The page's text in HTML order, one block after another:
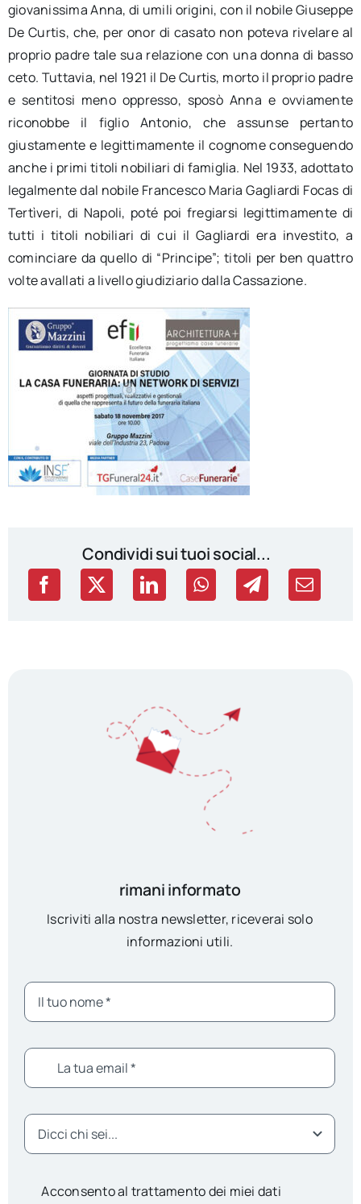
giovanissima Anna, di umili origini, con il nobile Giuseppe
De Curtis, che, per onor di casato non poteva rivelare al
proprio padre tale sua relazione con una donna di basso
ceto. Tuttavia, nel 1921 il De Curtis, morto il proprio padre
e sentitosi meno oppresso, sposò Anna e ovviamente
riconobbe il figlio Antonio, che assunse pertanto
giustamente e legittimamente il cognome conseguendo
anche i primi titoli nobiliari di famiglia. Nel 1933, adottato
legalmente dal nobile Francesco Maria Gagliardi Focas di
Tertìveri, di Napoli, poté poi fregiarsi legittimamente di
tutti i titoli nobiliari di cui il Gagliardi era investito, a
cominciare da quello di “Principe”; titoli per ben quattro
volte avallati a livello giudiziario dalla Cassazione.
Condividi sui tuoi social...
rimani informato
Iscriviti alla nostra newsletter, riceverai solo
informazioni utili.
Acconsento al trattamento dei miei dati